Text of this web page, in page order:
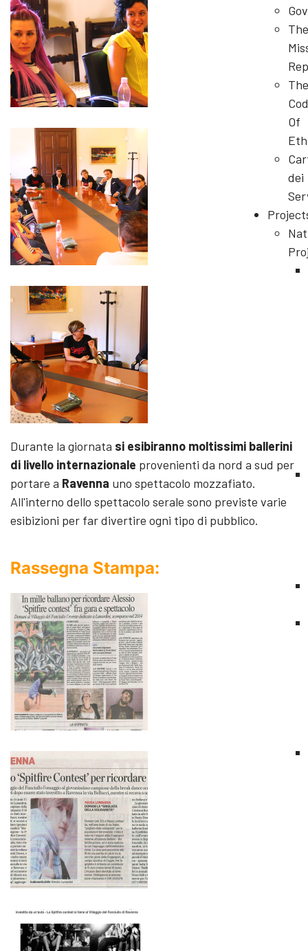
The
The
Of
dei
Durante la giornata si esibiranno moltissimi ballerini
di livello internazionale provenienti da nord a sud per
portare a Ravenna uno spettacolo mozzafiato.
All'interno dello spettacolo serale sono previste varie
esibizioni per far divertire ogni tipo di pubblico.
Rassegna Stampa: